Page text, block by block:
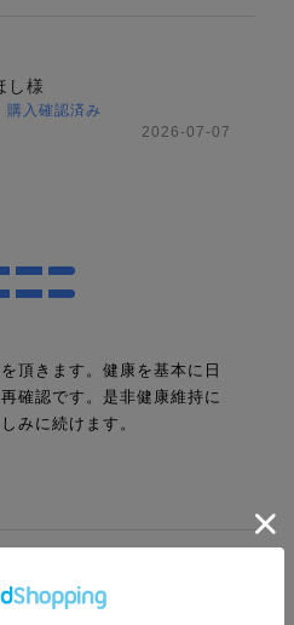
し様
購入確認済み
2026-07-07
頂きます。健康を基本に日
確認です。是非健康維持に
みに続けます。
九州好き様